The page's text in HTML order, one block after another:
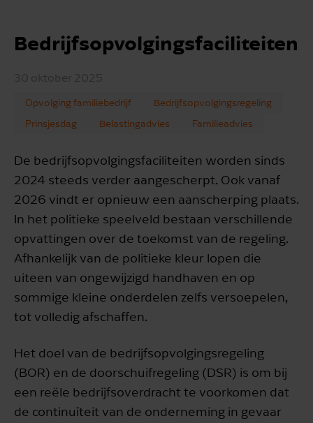
Bedrijfsopvolgingsfaciliteiten
30 oktober 2025
Opvolging familiebedrijf
Bedrijfsopvolgingsregeling
Prinsjesdag
Belastingadvies Familieadvies
De bedrijfsopvolgingsfaciliteiten worden sinds
2024 steeds verder aangescherpt. Ook vanaf
2026 vindt er opnieuw een aanscherping plaats.
In het politieke speelveld bestaan verschillende
opvattingen over de toekomst van de regeling.
Afhankelijk van de politieke kleur lopen die
uiteen van ongewijzigd handhaven en op
sommige kleine onderdelen zelfs versoepelen,
tot volledig afschaffen.
Het doel van de bedrijfsopvolgingsregeling
(BOR) en de doorschuifregeling (DSR) is om bij
een reële bedrijfsoverdracht te voorkomen dat
de continuïteit van de onderneming in gevaar